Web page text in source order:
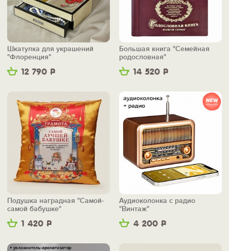
12 790 Р
Шкатулка для украшений
"Флоренция"
14 520 Р
Большая книга "Семейная
родословная"
1 420 Р
Подушка наградная "Самой-
самой бабушке"
4 200 Р
Аудиоколонка с радио
"Винтаж"